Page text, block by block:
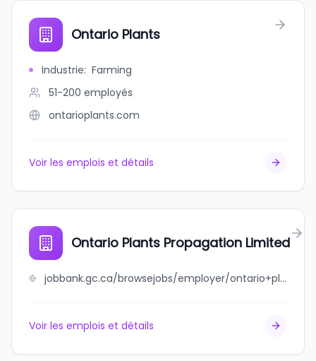
Ontario Plants
Industrie: Farming
51-200 employés
ontarioplants.com
Voir les emplois et détails
Ontario Plants Propagation Limited
jobbank.gc.ca/browsejobs/employer/ontario+plants+propagation+limited/ca
Voir les emplois et détails